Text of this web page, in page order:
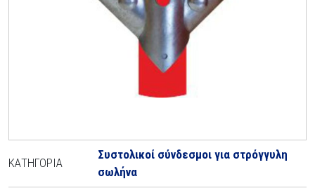
ΚΑΤΗΓΟΡΊΑ
Συστολικοί σύνδεσμοι για στρόγγυλη
σωλήνα